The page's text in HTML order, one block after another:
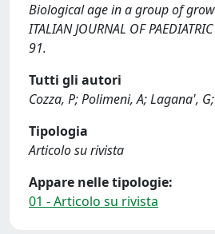
Biological age in a group of
ITALIAN JOURNAL OF
91.
Tutti gli autori
Cozza, P; Polimeni, A; Lagana',
Tipologia
Articolo su rivista
Appare nelle tipologie:
01 - Articolo su rivista